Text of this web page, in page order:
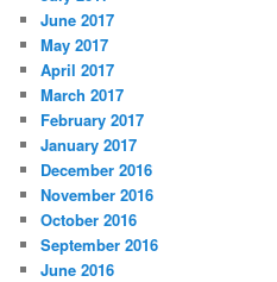
June 2017
May 2017
April 2017
March 2017
February 2017
January 2017
December 2016
November 2016
October 2016
September 2016
June 2016